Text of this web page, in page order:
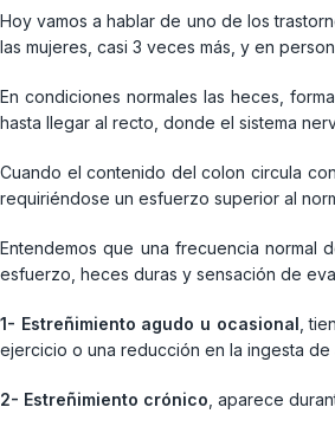
Hoy vamos a hablar de uno de los
las mujeres, casi 3 veces más, y en
En condiciones normales las heces,
hasta llegar al recto, donde el sistema
Cuando el contenido del colon circula
requiriéndose un esfuerzo superior al
Entendemos que una frecuencia normal
esfuerzo, heces duras y sensación de
1- Estreñimiento agudo u ocasional ,
ejercicio o una reducción en la ingesta
2- Estreñimiento crónico , aparece